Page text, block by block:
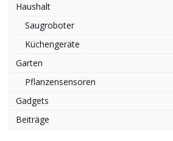
Haushalt
Saugroboter
Küchengeräte
Garten
Pflanzensensoren
Gadgets
Beiträge